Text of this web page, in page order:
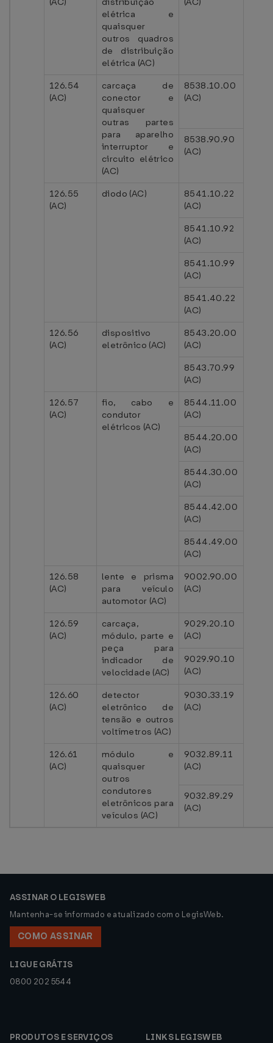
elétrica e
quaisquer
outros quadros
de distribuição
elétrica (AC)
126.54
(AC)
carcaça de
conector e
quaisquer
outras partes
para aparelho
interruptor e
circuito elétrico
(AC)
8538.10.00
(AC)
8538.90.90
(AC)
126.55
(AC)
diodo (AC)
8541.10.22
(AC)
8541.10.92
(AC)
8541.10.99
(AC)
8541.40.22
(AC)
126.56
(AC)
dispositivo
eletrônico (AC)
8543.20.00
(AC)
8543.70.99
(AC)
126.57
(AC)
fio, cabo e
condutor
elétricos (AC)
8544.11.00
(AC)
8544.20.00
(AC)
8544.30.00
(AC)
8544.42.00
(AC)
8544.49.00
(AC)
126.58
(AC)
lente e prisma
para veículo
automotor (AC)
9002.90.00
(AC)
126.59
(AC)
carcaça,
módulo, parte e
peça para
indicador de
velocidade (AC)
9029.20.10
(AC)
9029.90.10
(AC)
126.60
(AC)
detector
eletrônico de
tensão e outros
voltímetros (AC)
9030.33.19
(AC)
126.61
(AC)
módulo e
quaisquer
outros
condutores
eletrônicos para
veículos (AC)
9032.89.11
(AC)
9032.89.29
(AC)
ASSINAR O LEGISWEB
Mantenha-se informado e atualizado com o LegisWeb.
COMO ASSINAR
LIGUE GRÁTIS
0800 202 5544
PRODUTOS E SERVIÇOS LINKS LEGISWEB